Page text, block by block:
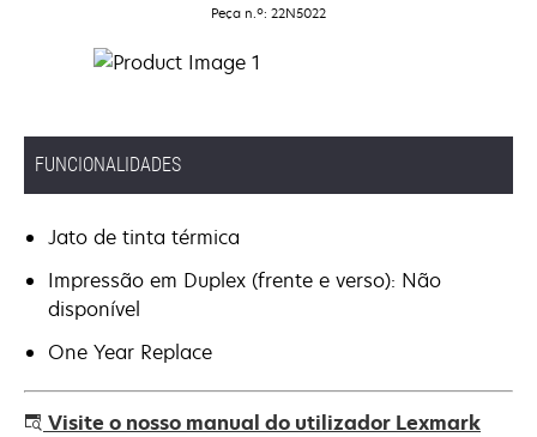
Peça n.º: 22N5022
FUNCIONALIDADES
Jato de tinta térmica
Impressão em Duplex (frente e verso): Não
disponível
One Year Replace
Visite o nosso manual do utilizador Lexmark